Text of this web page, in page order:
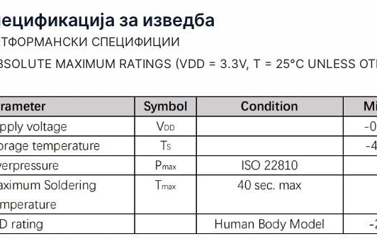
за изведба
СПЕЦИФИЦИИ
MAXIMUM RATINGS (VDD = 3.3V, T = 25°C UNLESS